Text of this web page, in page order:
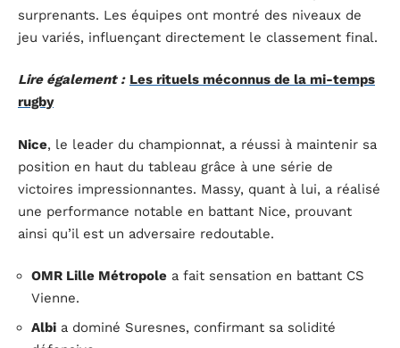
surprenants. Les équipes ont montré des niveaux de
jeu variés, influençant directement le classement final.
Lire également : Les rituels méconnus de la mi-temps
rugby
Nice, le leader du championnat, a réussi à maintenir sa
position en haut du tableau grâce à une série de
victoires impressionnantes. Massy, quant à lui, a réalisé
une performance notable en battant Nice, prouvant
ainsi qu’il est un adversaire redoutable.
OMR Lille Métropole a fait sensation en battant CS
Vienne.
Albi a dominé Suresnes, confirmant sa solidité